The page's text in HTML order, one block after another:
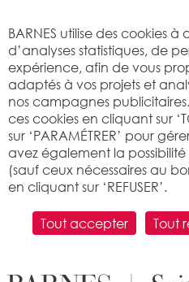
BARNES utilise des cookies
d’analyses statistiques, de
expérience, afin de vous
adaptés à vos projets et
nos campagnes
ces cookies en cliquant sur
sur ‘PARAMÉTRER’ pour
avez également la possibilité
(sauf ceux nécessaires au
en cliquant sur ‘REFUSER’.
Tout accepter Tout